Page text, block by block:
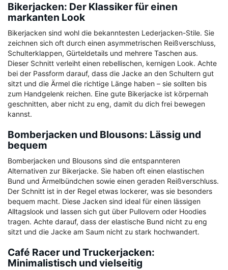
Bikerjacken: Der Klassiker für einen
markanten Look
Bikerjacken sind wohl die bekanntesten Lederjacken-Stile. Sie
zeichnen sich oft durch einen asymmetrischen Reißverschluss,
Schulterklappen, Gürteldetails und mehrere Taschen aus.
Dieser Schnitt verleiht einen rebellischen, kernigen Look. Achte
bei der Passform darauf, dass die Jacke an den Schultern gut
sitzt und die Ärmel die richtige Länge haben – sie sollten bis
zum Handgelenk reichen. Eine gute Bikerjacke ist körpernah
geschnitten, aber nicht zu eng, damit du dich frei bewegen
kannst.
Bomberjacken und Blousons: Lässig und
bequem
Bomberjacken und Blousons sind die entspannteren
Alternativen zur Bikerjacke. Sie haben oft einen elastischen
Bund und Ärmelbündchen sowie einen geraden Reißverschluss.
Der Schnitt ist in der Regel etwas lockerer, was sie besonders
bequem macht. Diese Jacken sind ideal für einen lässigen
Alltagslook und lassen sich gut über Pullovern oder Hoodies
tragen. Achte darauf, dass der elastische Bund nicht zu eng
sitzt und die Jacke am Saum nicht zu stark hochwandert.
Café Racer und Truckerjacken:
Minimalistisch und vielseitig